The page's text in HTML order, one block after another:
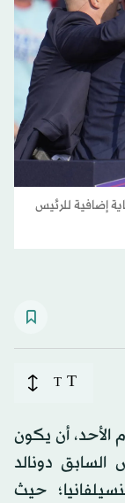
إضافية للرئيس
T
T
الأحد، أن يكون
دونالد
حيث